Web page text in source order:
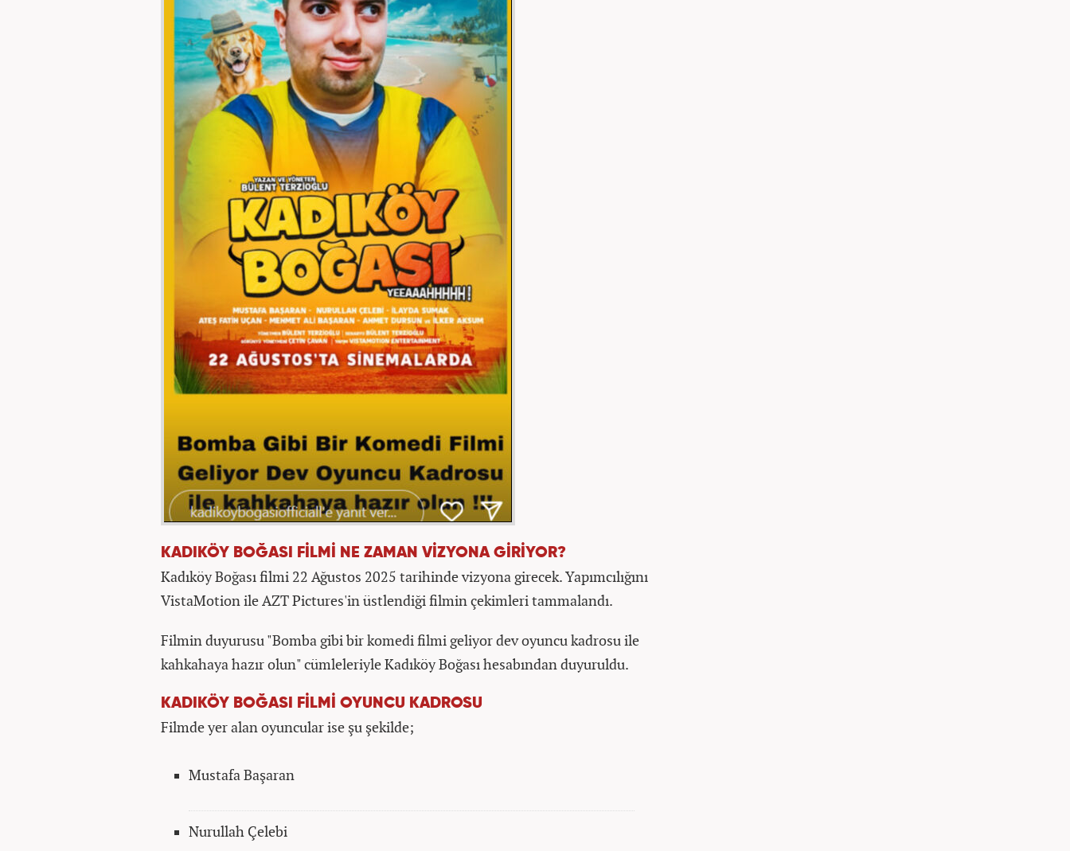
KADIKÖY BOĞASI FİLMİ NE ZAMAN VİZYONA GİRİYOR?
Kadıköy Boğası filmi 22 Ağustos 2025 tarihinde vizyona girecek. Yapımcılığını
VistaMotion ile AZT Pictures'in üstlendiği filmin çekimleri tammalandı.
Filmin duyurusu "Bomba gibi bir komedi filmi geliyor dev oyuncu kadrosu ile
kahkahaya hazır olun" cümleleriyle Kadıköy Boğası hesabından duyuruldu.
KADIKÖY BOĞASI FİLMİ OYUNCU KADROSU
Filmde yer alan oyuncular ise şu şekilde;
Mustafa Başaran
Nurullah Çelebi